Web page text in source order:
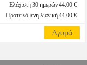
Ελάχιστη 30 ημερών 44.00 €
Προτεινόμενη λιανική 44.00 €
Αγορά